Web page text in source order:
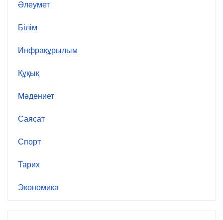
Әлеумет
Білім
Инфрақұрылым
Құқық
Мәдениет
Саясат
Спорт
Тарих
Экономика